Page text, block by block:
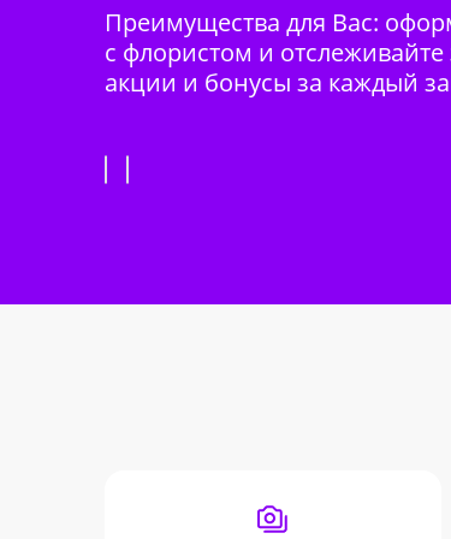
Преимущества для Вас:
с флористом и
акции и бонусы за каждый